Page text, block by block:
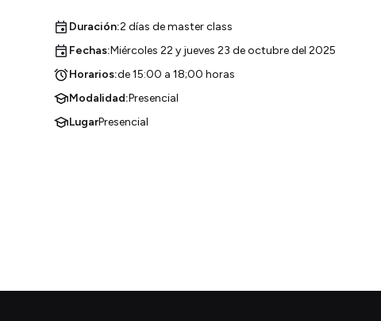
Duración:2 días de master class
Fechas:Miércoles 22 y jueves 23 de octubre del 2025
Horarios:de 15:00 a 18;00 horas
Modalidad:Presencial
LugarPresencial